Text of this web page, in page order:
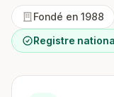
Fondé en 1988
Registre